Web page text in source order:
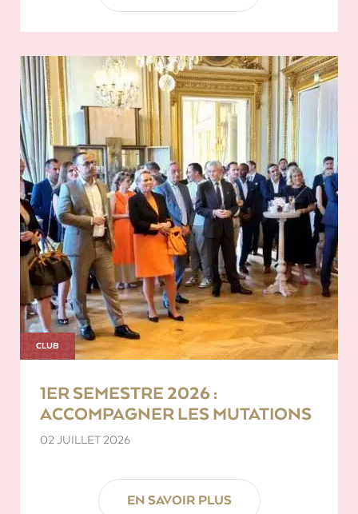
CLUB
1ER SEMESTRE 2026 :
ACCOMPAGNER LES MUTATIONS
02 JUILLET 2026
EN SAVOIR PLUS